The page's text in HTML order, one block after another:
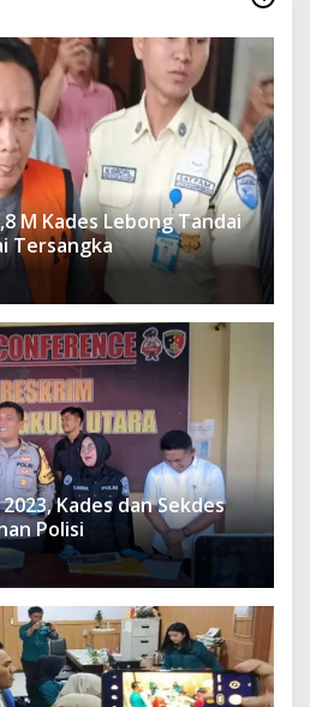
M Kades Lebong Tandai
Tersangka
Kades dan Sekdes
Polisi